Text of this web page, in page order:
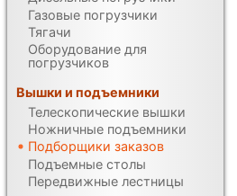
Газовые погрузчики
Тягачи
Оборудование для
погрузчиков
Вышки и подъемники
Телескопические вышки
Ножничные подъемники
Подборщики заказов
Подъемные столы
Передвижные лестницы